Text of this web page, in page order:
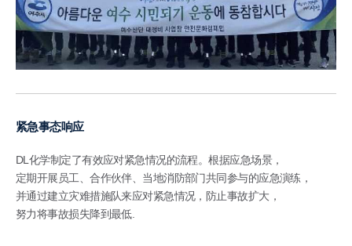
紧急事态响应
DL化学制定了有效应对紧急情况的流程。根据应急场景，
定期开展员工、合作伙伴、当地消防部门共同参与的应急演练，
并通过建立灾难措施队来应对紧急情况，防止事故扩大，
努力将事故损失降到最低.